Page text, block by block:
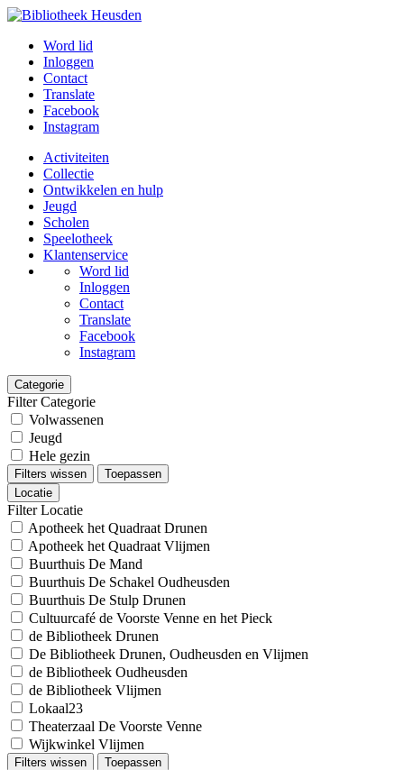
Word lid
Inloggen
Contact
Translate
Facebook
Instagram
Activiteiten
Collectie
Ontwikkelen en hulp
Jeugd
Scholen
Speelotheek
Klantenservice
Word lid
Inloggen
Contact
Translate
Facebook
Instagram
Categorie
Filter Categorie
Volwassenen
Jeugd
Hele gezin
Filters wissen
Toepassen
Locatie
Filter Locatie
Apotheek het Quadraat Drunen
Apotheek het Quadraat Vlijmen
Buurthuis De Mand
Buurthuis De Schakel Oudheusden
Buurthuis De Stulp Drunen
Cultuurcafé de Voorste Venne en het Pieck
de Bibliotheek Drunen
De Bibliotheek Drunen, Oudheusden en Vlijmen
de Bibliotheek Oudheusden
de Bibliotheek Vlijmen
Lokaal23
Theaterzaal De Voorste Venne
Wijkwinkel Vlijmen
Filters wissen
Toepassen